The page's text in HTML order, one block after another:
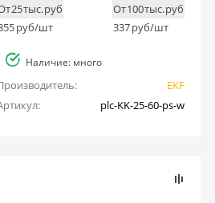
25 тыс. руб
руб/шт
От 100 тыс. руб
337руб/шт
Наличие: много
EKF
plc-KK-25-60-ps-w